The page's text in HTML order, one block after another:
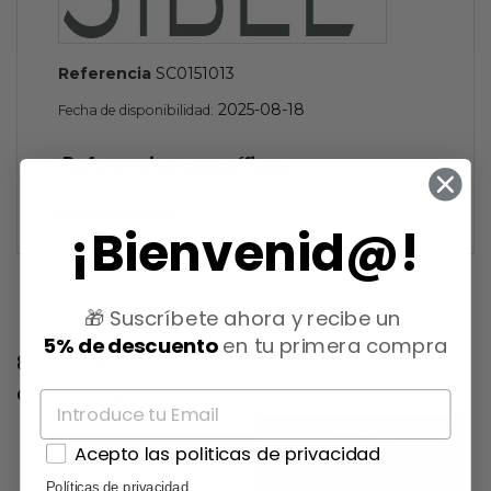
Referencia SC0151013
Fecha de disponibilidad: 2025-08-18
Referencias específicas
8 otros productos en la misma
categoría:
¡Bienvenid@!
🎁 Suscríbete ahora y recibe un
5% de descuentoen tu primera compra
Acepto las politicas de privacidad
Políticas de privacidad